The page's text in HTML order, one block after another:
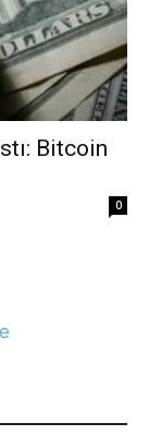
Bitcoin
0